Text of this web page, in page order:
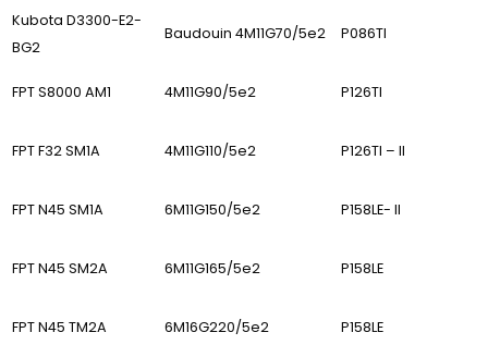
Kubota D3300-E2-
BG2
Baudouin 4M11G70/5e2 P086TI
FPT S8000 AM1 4M11G90/5e2 P126TI
FPT F32 SM1A 4M11G110/5e2 P126TI – II
FPT N45 SM1A 6M11G150/5e2 P158LE- II
FPT N45 SM2A 6M11G165/5e2 P158LE
FPT N45 TM2A 6M16G220/5e2 P158LE